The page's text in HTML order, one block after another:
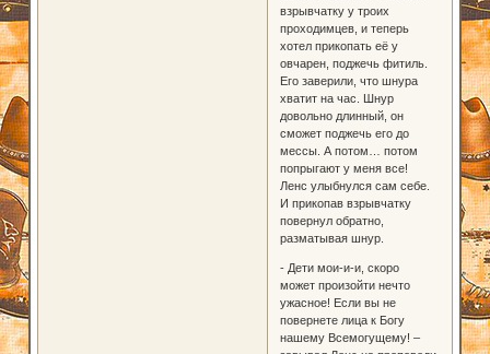
взрывчатку у троих
проходимцев, и теперь
хотел прикопать её у
овчарен, поджечь фитиль.
Его заверили, что шнура
хватит на час. Шнур
довольно длинный, он
сможет поджечь его до
мессы. А потом… потом
попрыгают у меня все!
Ленс улыбнулся сам себе.
И прикопав взрывчатку
повернул обратно,
разматывая шнур.
- Дети мои-и-и, скоро
может произойти нечто
ужасное! Если вы не
повернете лица к Богу
нашему Всемогущему! –